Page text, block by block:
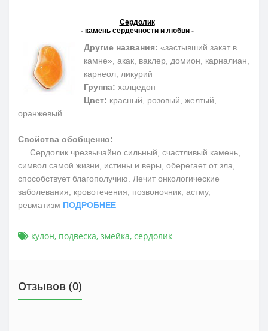
Сердолик
- камень сердечности и любви -
Другие названия: «застывший закат в
камне», акак, ваклер, домион, карналиан,
карнеол, ликурий
Группа: халцедон
Цвет: красный, розовый, желтый,
оранжевый
Свойства обобщенно:
Сердолик чрезвычайно сильный, счастливый камень,
символ самой жизни, истины и веры, оберегает от зла,
способствует благополучию. Лечит онкологические
заболевания, кровотечения, позвоночник, астму,
ревматизм ПОДРОБНЕЕ
кулон, подвеска, змейка, сердолик
Отзывов (0)